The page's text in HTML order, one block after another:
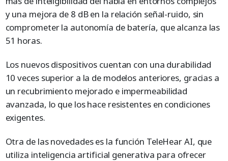
y una mejora de 8 dB en la relación señal-ruido, sin
comprometer la autonomía de batería, que alcanza las
51 horas.
Los nuevos dispositivos cuentan con una durabilidad
10 veces superior a la de modelos anteriores, gracias a
un recubrimiento mejorado e impermeabilidad
avanzada, lo que los hace resistentes en condiciones
exigentes.
Otra de las novedades es la función TeleHear AI, que
utiliza inteligencia artificial generativa para ofrecer